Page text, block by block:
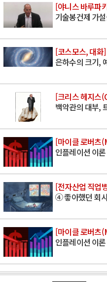
[야니스 바루파
기술봉건제 가
[코스모스, 대화]
은하수의 크기,
[크리스 헤지스
백악관의 대부,
[마이클 로버츠
인플레이션 이
[전자산업 직업
④ 좋아했던 회
[마이클 로버츠
인플레이션 이